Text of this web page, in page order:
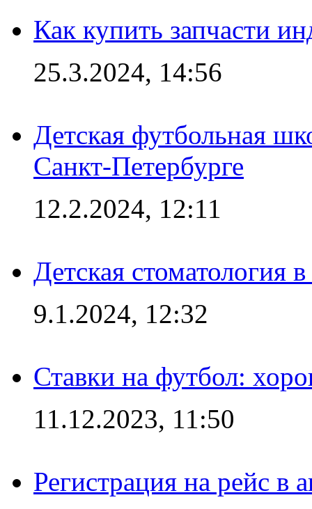
Как купить запчасти
25.3.2024, 14:56
Детская футбольная
Санкт-Петербурге
12.2.2024, 12:11
Детская стоматология
9.1.2024, 12:32
Ставки на футбол:
11.12.2023, 11:50
Регистрация на рейс в